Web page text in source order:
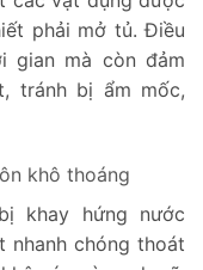
phải mở tủ. Điều
gian mà còn đảm
tránh bị ẩm mốc,
khô thoáng
khay hứng nước
nhanh chóng thoát